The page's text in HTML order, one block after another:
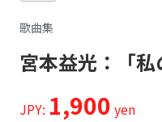
歌曲集
宮本益光：「
JPY: 1,900 yen